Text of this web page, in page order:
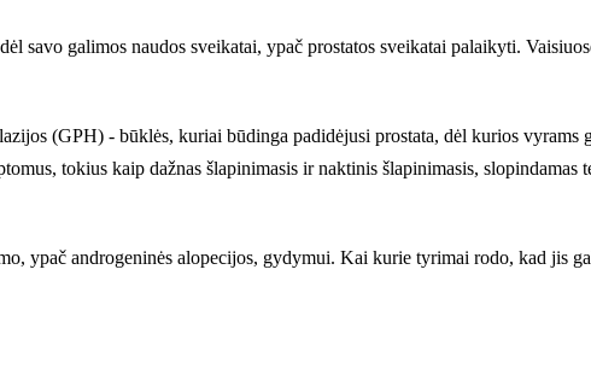
savo galimos naudos sveikatai, ypač prostatos sveikatai palaikyti.
(GPH) - būklės, kuriai būdinga padidėjusi prostata, dėl kurios
tokius kaip dažnas šlapinimasis ir naktinis šlapinimasis, slopindamas
ypač androgeninės alopecijos, gydymui. Kai kurie tyrimai rodo, kad jis